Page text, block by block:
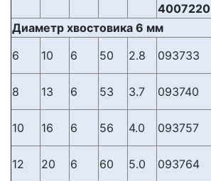
4007220
Диаметр хвостовика 6 мм
6
10 6 50 2.8 093733
8
13 6 53 3.7 093740
10
16 6 56 4.0 093757
12
20 6 60 5.0 093764